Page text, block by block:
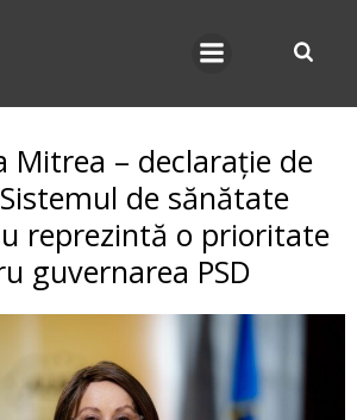
Mitrea – declarație de
de sănătate
reprezintă o prioritate
guvernarea PSD